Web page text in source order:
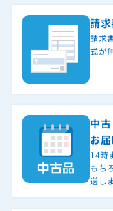
請
請求
式が
中
お
14時
もち
送し